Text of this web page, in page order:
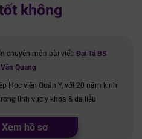
không
chuyên môn bài viết: Đại Tá BS
Quang
Học viện Quân Y, với 20 năm kinh
lĩnh vực y khoa & da liễu
Xem hồ sơ